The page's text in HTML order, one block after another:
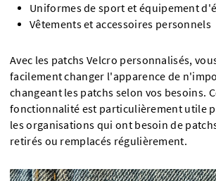
Uniformes de sport et équipement
Vêtements et accessoires personnels
Avec les patchs Velcro personnalisés,
facilement changer l'apparence de
changeant les patchs selon vos besoins.
fonctionnalité est particulièrement utile
les organisations qui ont besoin de
retirés ou remplacés régulièrement.